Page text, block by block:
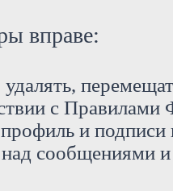
вправе:
удалять,
с
и
сообщениями